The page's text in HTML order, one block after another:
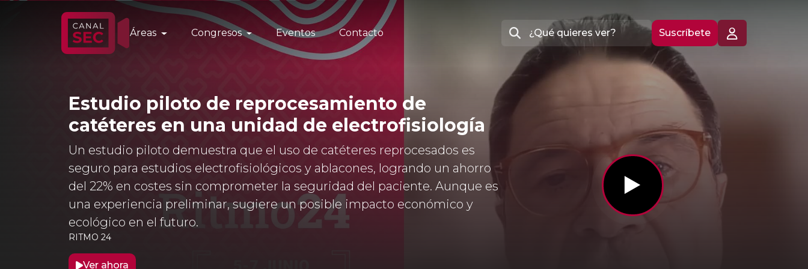
Áreas Congresos Eventos Contacto Suscríbete
Estudio piloto de reprocesamiento de
catéteres en una unidad de electrofisiología
Un estudio piloto demuestra que el uso de catéteres reprocesados es
seguro para estudios electrofisiológicos y ablacones, logrando un ahorro
del 22% en costes sin comprometer la seguridad del paciente. Aunque es
una experiencia preliminar, sugiere un posible impacto económico y
ecológico en el futuro.
RITMO 24
Ver ahora